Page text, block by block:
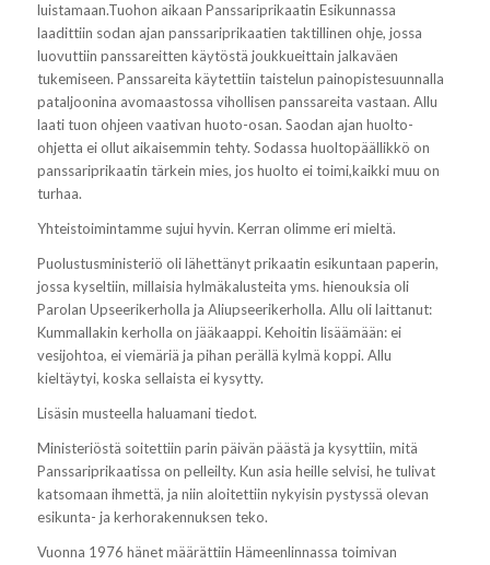
luistamaan.Tuohon aikaan Panssariprikaatin Esikunnassa
laadittiin sodan ajan panssariprikaatien taktillinen ohje, jossa
luovuttiin panssareitten käytöstä joukkueittain jalkaväen
tukemiseen. Panssareita käytettiin taistelun painopistesuunnalla
pataljoonina avomaastossa vihollisen panssareita vastaan. Allu
laati tuon ohjeen vaativan huoto-osan. Saodan ajan huolto-
ohjetta ei ollut aikaisemmin tehty. Sodassa huoltopäällikkö on
panssariprikaatin tärkein mies, jos huolto ei toimi,kaikki muu on
turhaa.
Yhteistoimintamme sujui hyvin. Kerran olimme eri mieltä.
Puolustusministeriö oli lähettänyt prikaatin esikuntaan paperin,
jossa kyseltiin, millaisia hylmäkalusteita yms. hienouksia oli
Parolan Upseerikerholla ja Aliupseerikerholla. Allu oli laittanut:
Kummallakin kerholla on jääkaappi. Kehoitin lisäämään: ei
vesijohtoa, ei viemäriä ja pihan perällä kylmä koppi. Allu
kieltäytyi, koska sellaista ei kysytty.
Lisäsin musteella haluamani tiedot.
Ministeriöstä soitettiin parin päivän päästä ja kysyttiin, mitä
Panssariprikaatissa on pelleilty. Kun asia heille selvisi, he tulivat
katsomaan ihmettä, ja niin aloitettiin nykyisin pystyssä olevan
esikunta- ja kerhorakennuksen teko.
Vuonna 1976 hänet määrättiin Hämeenlinnassa toimivan